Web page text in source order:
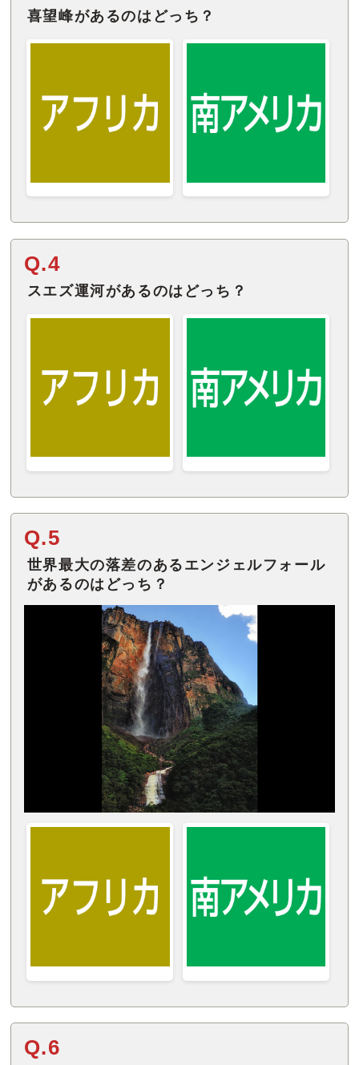
喜望峰があるのはどっち？
Q.4
スエズ運河があるのはどっち？
Q.5
世界最大の落差のあるエンジェルフォール
があるのはどっち？
Q.6